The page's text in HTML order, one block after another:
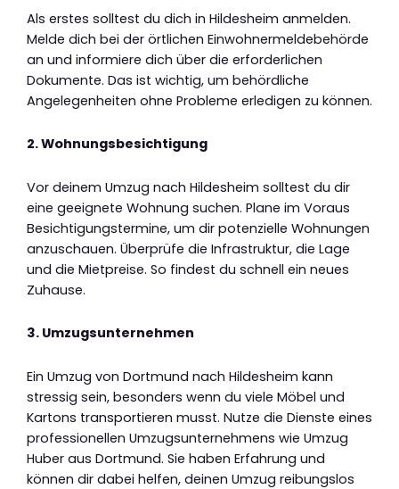
Als erstes solltest du dich in Hildesheim anmelden.
Melde dich bei der örtlichen Einwohnermeldebehörde
an und informiere dich über die erforderlichen
Dokumente. Das ist wichtig, um behördliche
Angelegenheiten ohne Probleme erledigen zu können.
2. Wohnungsbesichtigung
Vor deinem Umzug nach Hildesheim solltest du dir
eine geeignete Wohnung suchen. Plane im Voraus
Besichtigungstermine, um dir potenzielle Wohnungen
anzuschauen. Überprüfe die Infrastruktur, die Lage
und die Mietpreise. So findest du schnell ein neues
Zuhause.
3. Umzugsunternehmen
Ein Umzug von Dortmund nach Hildesheim kann
stressig sein, besonders wenn du viele Möbel und
Kartons transportieren musst. Nutze die Dienste eines
professionellen Umzugsunternehmens wie Umzug
Huber aus Dortmund. Sie haben Erfahrung und
können dir dabei helfen, deinen Umzug reibungslos